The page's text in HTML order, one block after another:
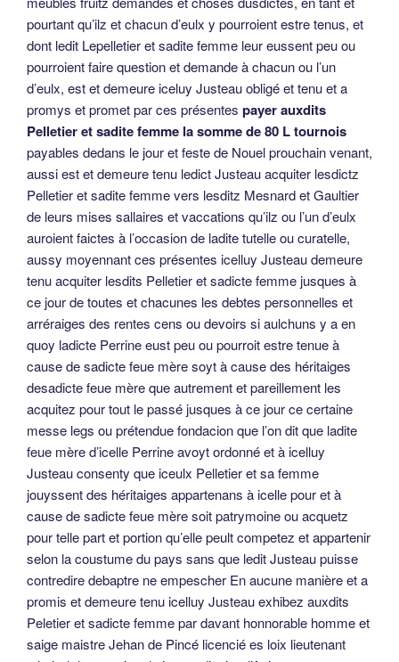
pourtant qu’ilz et chacun d’eulx y pourroient estre tenus, et
dont ledit Lepelletier et sadite femme leur eussent peu ou
pourroient faire question et demande à chacun ou l’un
d’eulx, est et demeure iceluy Justeau obligé et tenu et a
promys et promet par ces présentes payer auxdits
Pelletier et sadite femme la somme de 80 L tournois
payables dedans le jour et feste de Nouel prouchain venant,
aussi est et demeure tenu ledict Justeau acquiter lesdictz
Pelletier et sadite femme vers lesditz Mesnard et Gaultier
de leurs mises sallaires et vaccations qu’ilz ou l’un d’eulx
auroient faictes à l’occasion de ladite tutelle ou curatelle,
aussy moyennant ces présentes icelluy Justeau demeure
tenu acquiter lesdits Pelletier et sadicte femme jusques à
ce jour de toutes et chacunes les debtes personnelles et
arréraiges des rentes cens ou devoirs si aulchuns y a en
quoy ladicte Perrine eust peu ou pourroit estre tenue à
cause de sadicte feue mère soyt à cause des héritaiges
desadicte feue mère que autrement et pareillement les
acquitez pour tout le passé jusques à ce jour ce certaine
messe legs ou prétendue fondacion que l’on dit que ladite
feue mère d’icelle Perrine avoyt ordonné et à icelluy
Justeau consenty que iceulx Pelletier et sa femme
jouyssent des héritaiges appartenans à icelle pour et à
cause de sadicte feue mère soit patrymoine ou acquetz
pour telle part et portion qu’elle peult competez et appartenir
selon la coustume du pays sans que ledit Justeau puisse
contredire debaptre ne empescher En aucune manière et a
promis et demeure tenu icelluy Justeau exhibez auxdits
Peletier et sadicte femme par davant honnorable homme et
saige maistre Jehan de Pincé licencié es loix lieutenant